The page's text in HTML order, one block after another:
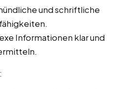
und schriftliche
Informationen klar und
: